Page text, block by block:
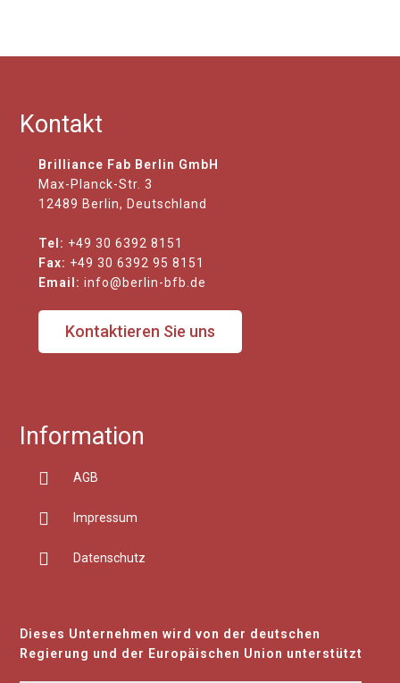
Kontakt
Brilliance Fab Berlin GmbH
Max-Planck-Str. 3
12489 Berlin, Deutschland
Tel: +49 30 6392 8151
Fax: +49 30 6392 95 8151
Email: info@berlin-bfb.de
Kontaktieren Sie uns
Information
AGB
Impressum
Datenschutz
Dieses Unternehmen wird von der deutschen
Regierung und der Europäischen Union unterstützt